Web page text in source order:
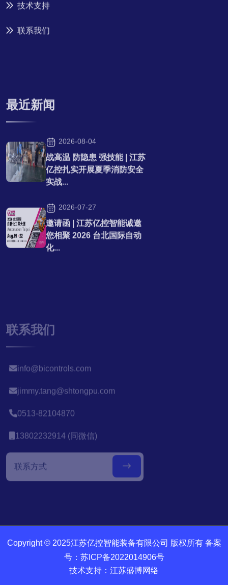
技术支持
联系我们
最近新闻
2026-08-04
战高温 防隐患 强技能 | 江苏
亿控扎实开展夏季消防安全
实战...
2026-07-27
邀请函 | 江苏亿控智能诚邀
您相聚 2026 台北国际自动
化...
联系我们
Copyright © 2025江苏亿控智能装备有限公司 版权所有 备案
号： 苏ICP备2022014906号
技术支持：江苏盛博网络